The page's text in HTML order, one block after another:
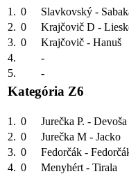
1. 0 Slavkovský -
2. 0 Krajčovič D -
3. 0 Krajčovič - Hanuš
4.
-
5.
-
Kategória Z6
1. 0 Jurečka P. - Devoša
2. 0 Jurečka M - Jacko
3. 0 Fedorčák -
4. 0 Menyhért - Tirala